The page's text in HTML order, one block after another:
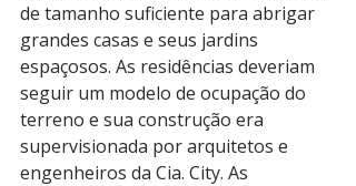
de tamanho suficiente para abrigar
grandes casas e seus jardins
espaçosos. As residências deveriam
seguir um modelo de ocupação do
terreno e sua construção era
supervisionada por arquitetos e
engenheiros da Cia. City. As